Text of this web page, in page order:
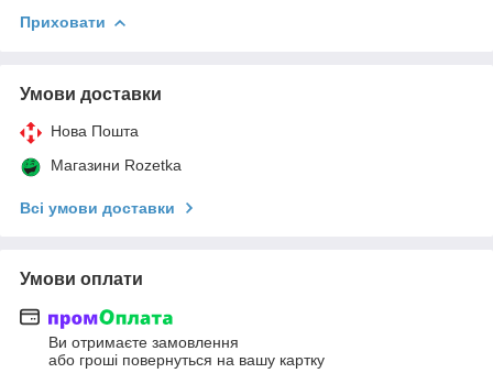
Приховати
Умови доставки
Нова Пошта
Магазини Rozetka
Всі умови доставки
Умови оплати
Ви отримаєте замовлення
або гроші повернуться на вашу картку